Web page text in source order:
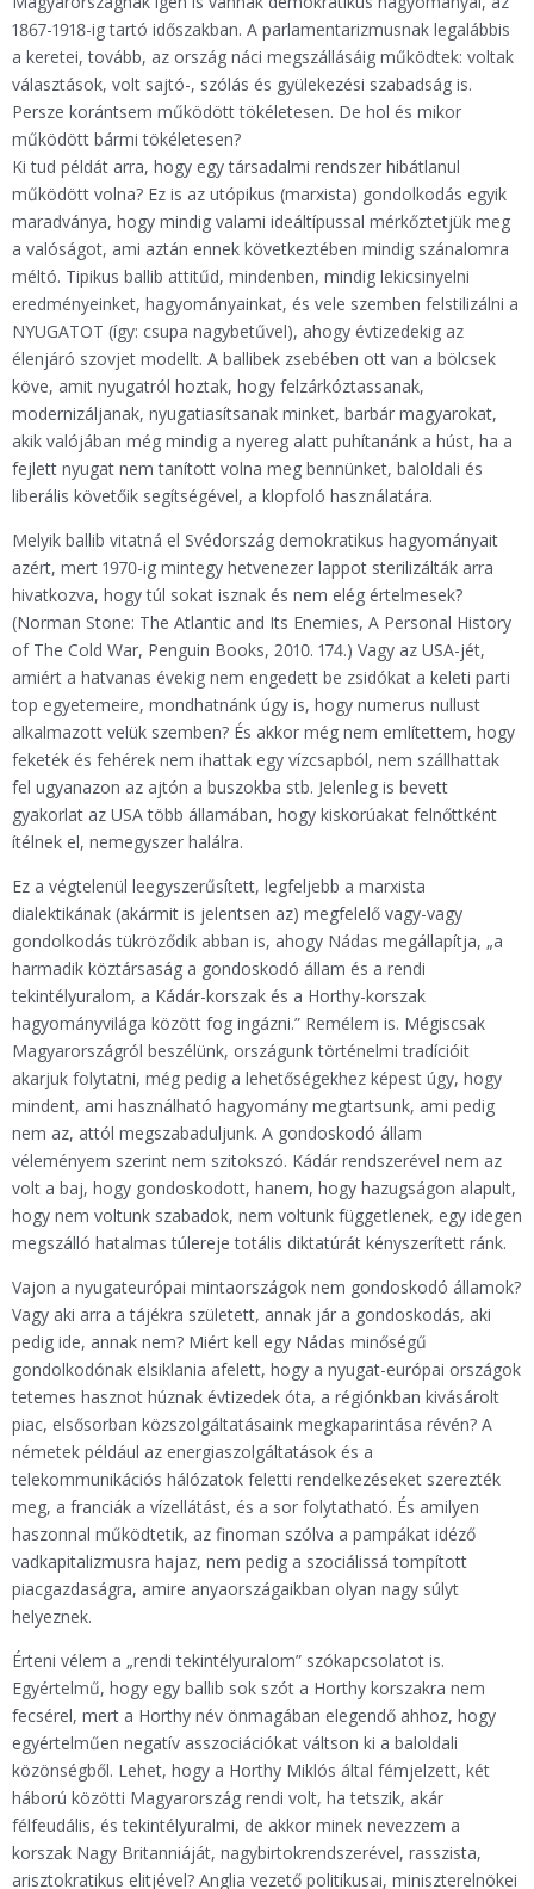
1867-1918-ig tartó időszakban. A parlamentarizmusnak legalábbis
a keretei, tovább, az ország náci megszállásáig működtek: voltak
választások, volt sajtó-, szólás és gyülekezési szabadság is.
Persze korántsem működött tökéletesen. De hol és mikor
működött bármi tökéletesen?
Ki tud példát arra, hogy egy társadalmi rendszer hibátlanul
működött volna? Ez is az utópikus (marxista) gondolkodás egyik
maradványa, hogy mindig valami ideáltípussal mérkőztetjük meg
a valóságot, ami aztán ennek következtében mindig szánalomra
méltó. Tipikus ballib attitűd, mindenben, mindig lekicsinyelni
eredményeinket, hagyományainkat, és vele szemben felstilizálni a
NYUGATOT (így: csupa nagybetűvel), ahogy évtizedekig az
élenjáró szovjet modellt. A ballibek zsebében ott van a bölcsek
köve, amit nyugatról hoztak, hogy felzárkóztassanak,
modernizáljanak, nyugatiasítsanak minket, barbár magyarokat,
akik valójában még mindig a nyereg alatt puhítanánk a húst, ha a
fejlett nyugat nem tanított volna meg bennünket, baloldali és
liberális követőik segítségével, a klopfoló használatára.
Melyik ballib vitatná el Svédország demokratikus hagyományait
azért, mert 1970-ig mintegy hetvenezer lappot sterilizálták arra
hivatkozva, hogy túl sokat isznak és nem elég értelmesek?
(Norman Stone: The Atlantic and Its Enemies, A Personal History
of The Cold War, Penguin Books, 2010. 174.) Vagy az USA-jét,
amiért a hatvanas évekig nem engedett be zsidókat a keleti parti
top egyetemeire, mondhatnánk úgy is, hogy numerus nullust
alkalmazott velük szemben? És akkor még nem említettem, hogy
feketék és fehérek nem ihattak egy vízcsapból, nem szállhattak
fel ugyanazon az ajtón a buszokba stb. Jelenleg is bevett
gyakorlat az USA több államában, hogy kiskorúakat felnőttként
ítélnek el, nemegyszer halálra.
Ez a végtelenül leegyszerűsített, legfeljebb a marxista
dialektikának (akármit is jelentsen az) megfelelő vagy-vagy
gondolkodás tükröződik abban is, ahogy Nádas megállapítja, „a
harmadik köztársaság a gondoskodó állam és a rendi
tekintélyuralom, a Kádár-korszak és a Horthy-korszak
hagyományvilága között fog ingázni.” Remélem is. Mégiscsak
Magyarországról beszélünk, országunk történelmi tradícióit
akarjuk folytatni, még pedig a lehetőségekhez képest úgy, hogy
mindent, ami használható hagyomány megtartsunk, ami pedig
nem az, attól megszabaduljunk. A gondoskodó állam
véleményem szerint nem szitokszó. Kádár rendszerével nem az
volt a baj, hogy gondoskodott, hanem, hogy hazugságon alapult,
hogy nem voltunk szabadok, nem voltunk függetlenek, egy idegen
megszálló hatalmas túlereje totális diktatúrát kényszerített ránk.
Vajon a nyugateurópai mintaországok nem gondoskodó államok?
Vagy aki arra a tájékra született, annak jár a gondoskodás, aki
pedig ide, annak nem? Miért kell egy Nádas minőségű
gondolkodónak elsiklania afelett, hogy a nyugat-európai országok
tetemes hasznot húznak évtizedek óta, a régiónkban kivásárolt
piac, elsősorban közszolgáltatásaink megkaparintása révén? A
németek például az energiaszolgáltatások és a
telekommunikációs hálózatok feletti rendelkezéseket szerezték
meg, a franciák a vízellátást, és a sor folytatható. És amilyen
haszonnal működtetik, az finoman szólva a pampákat idéző
vadkapitalizmusra hajaz, nem pedig a szociálissá tompított
piacgazdaságra, amire anyaországaikban olyan nagy súlyt
helyeznek.
Érteni vélem a „rendi tekintélyuralom” szókapcsolatot is.
Egyértelmű, hogy egy ballib sok szót a Horthy korszakra nem
fecsérel, mert a Horthy név önmagában elegendő ahhoz, hogy
egyértelműen negatív asszociációkat váltson ki a baloldali
közönségből. Lehet, hogy a Horthy Miklós által fémjelzett, két
háború közötti Magyarország rendi volt, ha tetszik, akár
félfeudális, és tekintélyuralmi, de akkor minek nevezzem a
korszak Nagy Britanniáját, nagybirtokrendszerével, rasszista,
arisztokratikus elitjével? Anglia vezető politikusai, miniszterelnökei